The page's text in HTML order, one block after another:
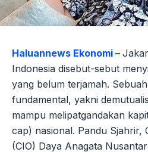
Haluannews Ekonomi –
Indonesia disebut-sebut
yang belum terjamah.
fundamental, yakni
mampu melipatgandakan
cap) nasional. Pandu Sjahrir,
(CIO) Daya Anagata